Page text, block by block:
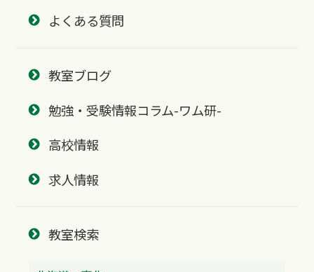
よくある質問
教室ブログ
勉強・受験情報コラム-ワム研-
高校情報
求人情報
教室検索